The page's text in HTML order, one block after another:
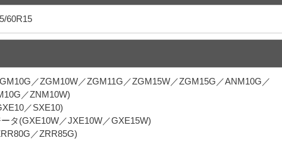
60R15
／ZGM10W／ZGM11G／ZGM15W／ZGM15G／ANM10G／
／ZNM10W)
／SXE10)
タ(GXE10W／JXE10W／GXE15W)
／ZRR85G)